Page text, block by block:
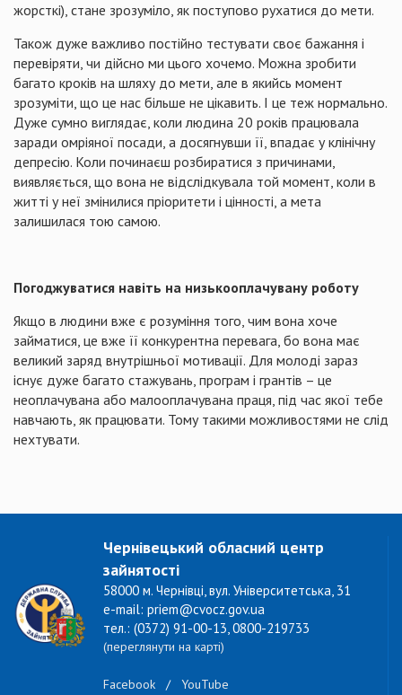
жорсткі), стане зрозуміло, як поступово рухатися до мети.
Також дуже важливо постійно тестувати своє бажання і
перевіряти, чи дійсно ми цього хочемо. Можна зробити
багато кроків на шляху до мети, але в якийсь момент
зрозуміти, що це нас більше не цікавить. І це теж нормально.
Дуже сумно виглядає, коли людина 20 років працювала
заради омріяної посади, а досягнувши її, впадає у клінічну
депресію. Коли починаєш розбиратися з причинами,
виявляється, що вона не відслідкувала той момент, коли в
житті у неї змінилися пріоритети і цінності, а мета
залишилася тою самою.
Погоджуватися навіть на низькооплачувану роботу
Якщо в людини вже є розуміння того, чим вона хоче
займатися, це вже її конкурентна перевага, бо вона має
великий заряд внутрішньої мотивації. Для молоді зараз
існує дуже багато стажувань, програм і грантів – це
неоплачувана або малооплачувана праця, під час якої тебе
навчають, як працювати. Тому такими можливостями не слід
нехтувати.
Чернівецький обласний центр
зайнятості
58000 м. Чернівці, вул. Університетська, 31
e-mail: priem@cvocz.gov.ua
тел.: (0372) 91-00-13, 0800-219733
(переглянути на карті)
Facebook / YouTube